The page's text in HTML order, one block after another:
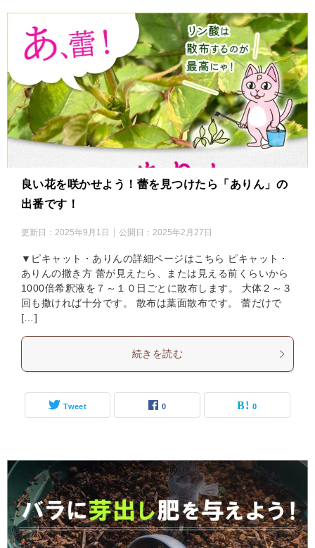
良い花を咲かせよう！蕾を見つけたら「ありん」の
出番です！
更新日： 2025年9月1日 公開日： 2025年2月27日
▼ピキャット・ありんの詳細ページはこちら ピキャット・
ありんの撒き方 蕾が見えたら、または見える前くらいから
1000倍希釈液を７～１０日ごとに散布します。 大体２～３
回も撒ければ十分です。 散布は葉面散布です。 蕾だけで
[…]
続きを読む
Tweet 0 0